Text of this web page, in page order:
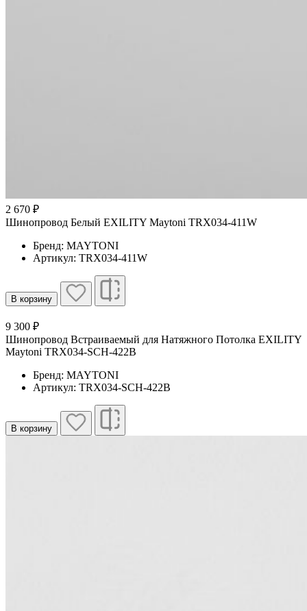
2 670 ₽
Шинопровод Белый EXILITY Maytoni TRX034-411W
Бренд: MAYTONI
Артикул: TRX034-411W
В корзину
9 300 ₽
Шинопровод Встраиваемый для Натяжного Потолка EXILITY
Maytoni TRX034-SCH-422B
Бренд: MAYTONI
Артикул: TRX034-SCH-422B
В корзину